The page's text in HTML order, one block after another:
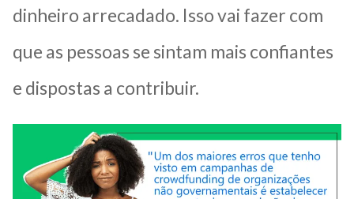
dinheiro arrecadado. Isso vai fazer com
que as pessoas se sintam mais confiantes
e dispostas a contribuir.